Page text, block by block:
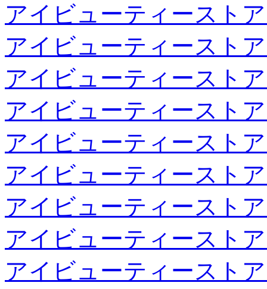
アイビューティースト
アイビューティースト
アイビューティースト
アイビューティースト
アイビューティースト
アイビューティースト
アイビューティースト
アイビューティースト
アイビューティースト